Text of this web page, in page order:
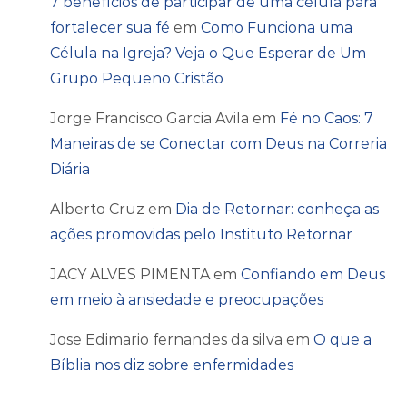
fortalecer sua fé em Como Funciona uma
Célula na Igreja? Veja o Que Esperar de Um
Grupo Pequeno Cristão
Jorge Francisco Garcia Avila em Fé no Caos: 7
Maneiras de se Conectar com Deus na Correria
Diária
Alberto Cruz em Dia de Retornar: conheça as
ações promovidas pelo Instituto Retornar
JACY ALVES PIMENTAem Confiando em Deus
em meio à ansiedade e preocupações
Jose Edimario fernandes da silva em O que a
Bíblia nos diz sobre enfermidades